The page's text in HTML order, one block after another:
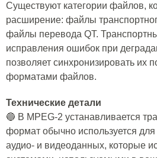
Существуют категории файлов,
расширение: файлы
файлы перевода QT.
исправления ошибок при
позволяет синхронизировать их
форматами файлов.
Технические детали
🔵 В MPEG-2 устанавливается
формат обычно используется
аудио- и видеоданных, которые